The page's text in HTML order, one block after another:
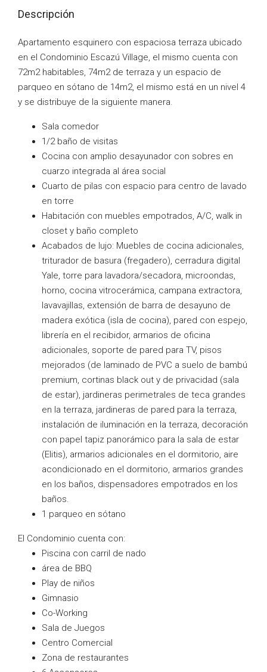
Descripción
Apartamento esquinero con espaciosa terraza ubicado
en el Condominio Escazú Village, el mismo cuenta con
72m2 habitables, 74m2 de terraza y un espacio de
parqueo en sótano de 14m2, el mismo está en un nivel 4
y se distribuye de la siguiente manera.
Sala comedor
1/2 baño de visitas
Cocina con amplio desayunador con sobres en
cuarzo integrada al área social
Cuarto de pilas con espacio para centro de lavado
en torre
Habitación con muebles empotrados, A/C, walk in
closet y baño completo
Acabados de lujo: Muebles de cocina adicionales,
triturador de basura (fregadero), cerradura digital
Yale, torre para lavadora/secadora, microondas,
horno, cocina vitrocerámica, campana extractora,
lavavajillas, extensión de barra de desayuno de
madera exótica (isla de cocina), pared con espejo,
librería en el recibidor, armarios de oficina
adicionales, soporte de pared para TV, pisos
mejorados (de laminado de PVC a suelo de bambú
premium, cortinas black out y de privacidad (sala
de estar), jardineras perimetrales de teca grandes
en la terraza, jardineras de pared para la terraza,
instalación de iluminación en la terraza, decoración
con papel tapiz panorámico para la sala de estar
(Elitis), armarios adicionales en el dormitorio, aire
acondicionado en el dormitorio, armarios grandes
en los baños, dispensadores empotrados en los
baños.
1 parqueo en sótano
El Condominio cuenta con:
Piscina con carril de nado
área de BBQ
Play de niños
Gimnasio
Co-Working
Sala de Juegos
Centro Comercial
Zona de restaurantes